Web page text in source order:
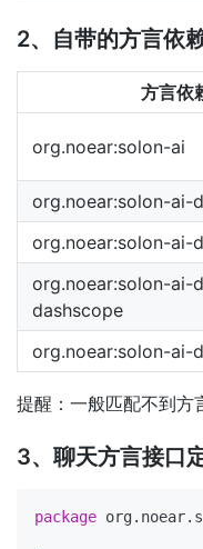
2、自带的方言依
方言依
org.noear:solon-ai
org.noear:solon-ai-
org.noear:solon-ai-
org.noear:solon-ai-
dashscope
org.noear:solon-ai-
提醒：一般匹配不到
3、聊天方言接口
package